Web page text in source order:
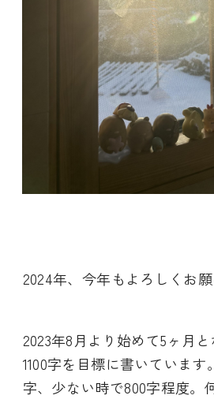
2024年、今年もよろしくお願
2023年8月より始めて5ヶ月
1100字を目標に書いています
字、少ない時で800字程度。